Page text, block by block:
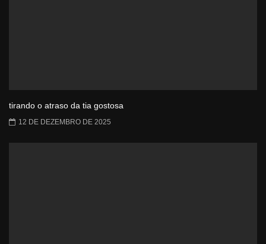
tirando o atraso da tia gostosa
12 DE DEZEMBRO DE 2025